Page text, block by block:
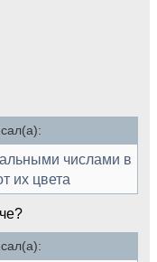
числами в
их цвета